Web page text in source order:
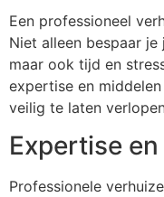
Een professioneel
Niet alleen bespaar
maar ook tijd en
expertise en
veilig te laten
Expertise
Professionele